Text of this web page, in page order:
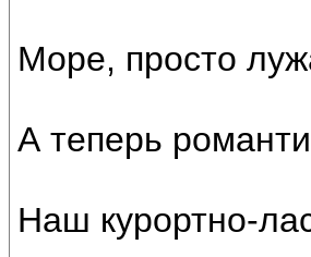
Море, просто
А теперь
Наш курортно-